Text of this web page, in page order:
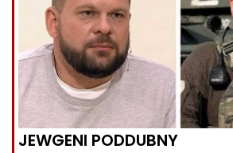
JEWGENI PODDUBNY